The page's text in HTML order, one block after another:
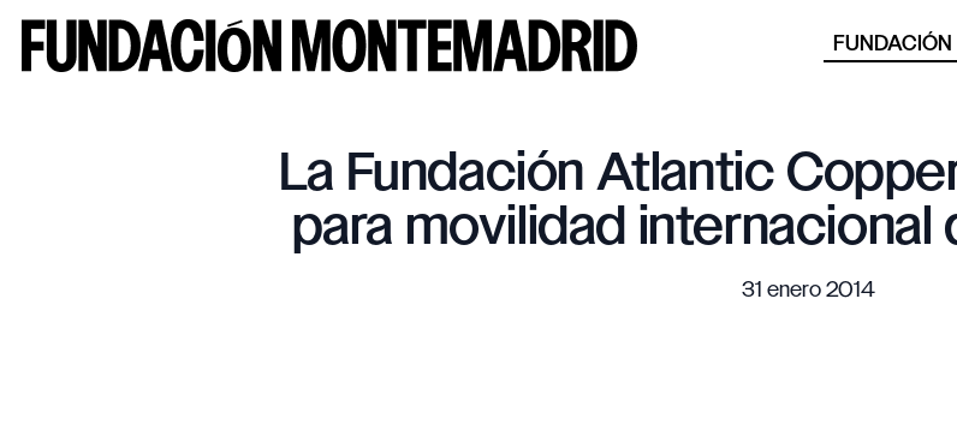
FUNDACIÓN
La Fundación Atlantic
para movilidad internacional
31 enero 2014